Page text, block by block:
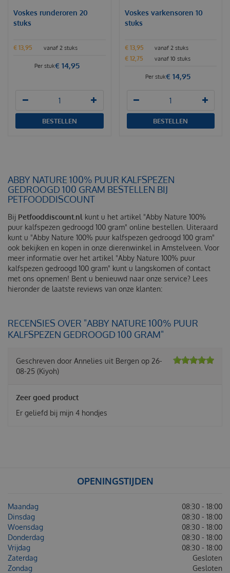
Voskes runderoren 20
stuks
vanaf 2 stuks
€ 13 95
€ 14,95
Per stuk
BESTELLEN
Voskes varkensoren 10
stuks
vanaf 2 stuks
€ 13, 95
vanaf 10 stuks
€ 12, 75
€ 14,95
Per stuk
BESTELLEN
ABBY NATURE 100% PUUR KALFSPEZEN
GEDROOGD 100 GRAM BESTELLEN BIJ
PETFOODDISCOUNT
Bij Petfooddiscount.nl kunt u het artikel "Abby Nature 100%
puur kalfspezen gedroogd 100 gram" online bestellen. Uiteraard
kunt u "Abby Nature 100% puur kalfspezen gedroogd 100 gram"
ook bekijken en kopen in onze dierenwinkel in Amstelveen. Voor
meer informatie over het artikel "Abby Nature 100% puur
kalfspezen gedroogd 100 gram" kunt u langskomen of contact
met ons opnemen! Bent u benieuwd naar onze service? Lees
hieronder de laatste reviews van onze klanten:
RECENSIES OVER "ABBY NATURE 100% PUUR
KALFSPEZEN GEDROOGD 100 GRAM"
Geschreven door Annelies uit Bergen op 26-
08-25 (Kiyoh)
Zeer goed product
Er geliefd bij mijn 4 hondjes
OPENINGSTIJDEN
Maandag
08:30 - 18:00
Dinsdag
08:30 - 18:00
Woensdag
08:30 - 18:00
Donderdag
08:30 - 18:00
Vrijdag
08:30 - 18:00
Zaterdag
Gesloten
Zondag
Gesloten